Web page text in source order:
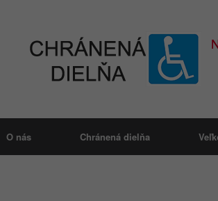
O nás Chránená dielňa